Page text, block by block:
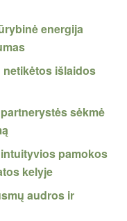
energija
išlaidos
sėkmė
pamokos
kelyje
audros ir